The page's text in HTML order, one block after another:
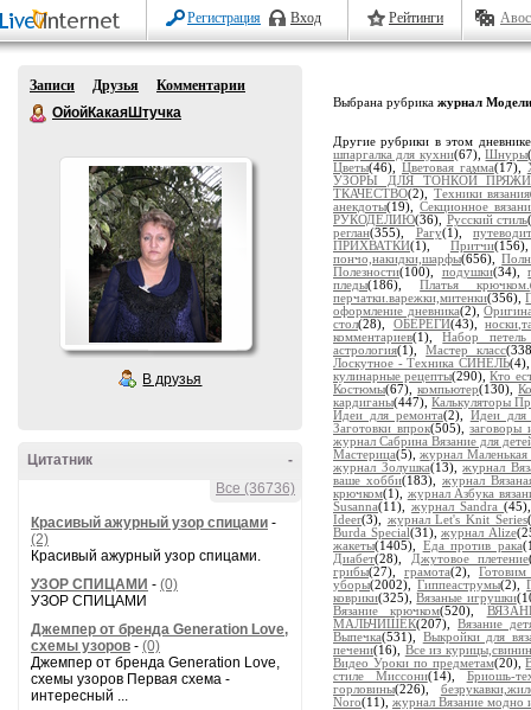
Регистрация Вход Рейтинги
Записи Друзья
Комментарии
ОйойКакаяШтучка
В друзья
-
Цитатник
Все (36736)
Красивый ажурный узор спицами -
(2)
Красивый ажурный узор спицами.
УЗОР СПИЦАМИ - (0)
УЗОР СПИЦАМИ
Джемпер от бренда Generation Love,
схемы узоров - (0)
Джемпер от бренда Generation Love,
схемы узоров Первая схема -
интересный ...
Выбрана рубрика журнал
Другие рубрики в этом
шпаргалка для кухни(67),Шнуры
Цветы(46), Цветовая гамма(17),
УЗОРЫ ДЛЯ ТОНКОЙ
ТКАЧЕСТВО(2), Техники вязания
анекдоты(19),Секционное
РУКОДЕЛИЮ(36), Русский стиль
реглан(355), Рагу(1),
ПРИХВАТКИ(1), Притчи
пончо,накидки,шарфы(656),
Полезности(100), подушки(34),
пледы(186),Платья крючком.
перчатки.варежки,митенки(356),
оформление дневника(2),
стол(28), ОБЕРЕГИ(43),
комментариев(1),Набор
астрология(1),Мастер класс
Лоскутное - Техника СИНЕЛЬ
кулинарные рецепты(290),Кто
Костюмы(67),компьютер(130),
кардиганы(447),Калькуляторы
Идеи для ремонта(2), Идеи для
Заготовки впрок(505),заговоры
журнал Сабрина Вязание для
Мастерица(5),журнал
журнал Золушка(13),журнал
ваше хобби(183), журнал
крючком(1), журнал Азбука
Susanna(11),журнал Sandra
Ideer(3), журнал Let's Knit Series
Burda Special(31),журнал Alize
жакеты(1405), Еда против рака
Диабет(28), Джутовое плетение
грибы(27), грамота(2),
уборы(2002),Гиппеаструмы(2),
коврики(325),Вязаные игрушки
Вязание крючком(520),
МАЛЬЧИШЕК(207), Вязание
Выпечка(531), Выкройки для
печени(16), Все из
Видео Уроки по предметам(20),
стиле Миссони(14), Бриошь-
горловины(226),
Noro(11), журнал Вязание модно